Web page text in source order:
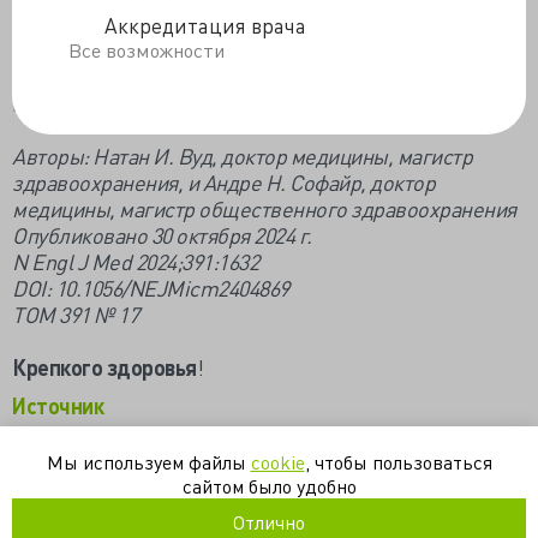
Аккредитация врача
Все возможности
перорального цефалексина на 2-недельный курс
внутривенного пенициллина G калия. После 5 дней
прошла.
Авторы: Натан И. Вуд, доктор медицины, магистр
здравоохранения, и Андре Н. Софайр, доктор
медицины, магистр общественного здравоохранения
Опубликовано 30 октября 2024 г.
N Engl J Med 2024;391:1632
DOI: 10.1056/NEJMicm2404869
ТОМ 391 № 17
Крепкого здоровья!
Источник
болезнь крона диагностика клинический случай
рожа
Мы используем файлы cookie , чтобы пользоваться
сайтом было удобно
Отлично